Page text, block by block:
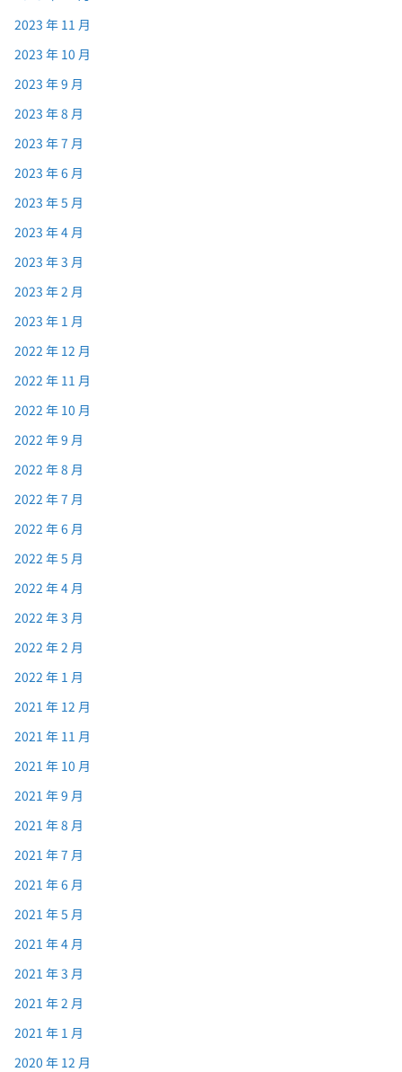
2023 年 11 月
2023 年 10 月
2023 年 9 月
2023 年 8 月
2023 年 7 月
2023 年 6 月
2023 年 5 月
2023 年 4 月
2023 年 3 月
2023 年 2 月
2023 年 1 月
2022 年 12 月
2022 年 11 月
2022 年 10 月
2022 年 9 月
2022 年 8 月
2022 年 7 月
2022 年 6 月
2022 年 5 月
2022 年 4 月
2022 年 3 月
2022 年 2 月
2022 年 1 月
2021 年 12 月
2021 年 11 月
2021 年 10 月
2021 年 9 月
2021 年 8 月
2021 年 7 月
2021 年 6 月
2021 年 5 月
2021 年 4 月
2021 年 3 月
2021 年 2 月
2021 年 1 月
2020 年 12 月